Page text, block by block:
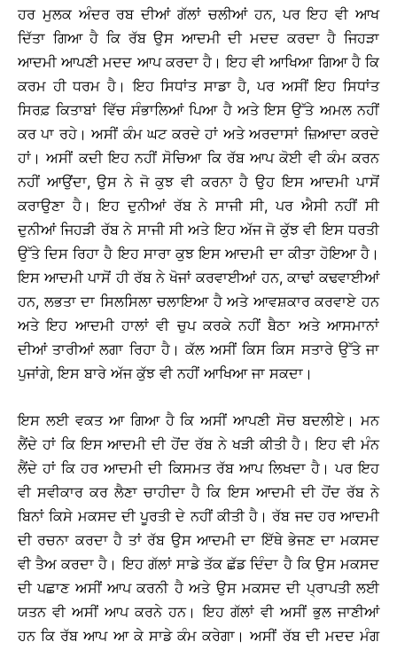
ਹਰ ਮੁਲਕ ਅੰਦਰ ਰਬ ਦੀਆਂ ਗੱਲਾਂ ਚਲੀਆਂ ਹਨ, ਪਰ ਇਹ ਵੀ ਆਖ
ਦਿੱਤਾ ਗਿਆ ਹੈ ਕਿ ਰੱਬ ਉਸ ਆਦਮੀ ਦੀ ਮਦਦ ਕਰਦਾ ਹੈ ਜਿਹੜਾ
ਆਦਮੀ ਆਪਣੀ ਮਦਦ ਆਪ ਕਰਦਾ ਹੈ। ਇਹ ਵੀ ਆਖਿਆ ਗਿਆ ਹੈ ਕਿ
ਕਰਮ ਹੀ ਧਰਮ ਹੈ। ਇਹ ਸਿਧਾਂਤ ਸਾਡਾ ਹੈ, ਪਰ ਅਸੀਂ ਇਹ ਸਿਧਾਂਤ
ਸਿਰਫ਼ ਕਿਤਾਬਾਂ ਵਿੱਚ ਸੰਭਾਲਿਆਂ ਪਿਆ ਹੈ ਅਤੇ ਇਸ ਉੱਤੇ ਅਮਲ ਨਹੀਂ
ਕਰ ਪਾ ਰਹੇ। ਅਸੀਂ ਕੰਮ ਘਟ ਕਰਦੇ ਹਾਂ ਅਤੇ ਅਰਦਾਸਾਂ ਜ਼ਿਆਦਾ ਕਰਦੇ
ਹਾਂ। ਅਸੀਂ ਕਦੀ ਇਹ ਨਹੀਂ ਸੋਚਿਆ ਕਿ ਰੱਬ ਆਪ ਕੋਈ ਵੀ ਕੰਮ ਕਰਨ
ਨਹੀਂ ਆਉਂਦਾ, ਉਸ ਨੇ ਜੋ ਕੁਝ ਵੀ ਕਰਨਾ ਹੈ ਉਹ ਇਸ ਆਦਮੀ ਪਾਸੋਂ
ਕਰਾਉਣਾ ਹੈ। ਇਹ ਦੁਨੀਆਂ ਰੱਬ ਨੇ ਸਾਜੀ ਸੀ, ਪਰ ਐਸੀ ਨਹੀਂ ਸੀ
ਦੁਨੀਆਂ ਜਿਹੜੀ ਰੱਬ ਨੇ ਸਾਜੀ ਸੀ ਅਤੇ ਇਹ ਅੱਜ ਜੋ ਕੁੱਝ ਵੀ ਇਸ ਧਰਤੀ
ਉੱਤੇ ਦਿਸ ਰਿਹਾ ਹੈ ਇਹ ਸਾਰਾ ਕੁਝ ਇਸ ਆਦਮੀ ਦਾ ਕੀਤਾ ਹੋਇਆ ਹੈ।
ਇਸ ਆਦਮੀ ਪਾਸੋਂ ਹੀ ਰੱਬ ਨੇ ਖੋਜਾਂ ਕਰਵਾਈਆਂ ਹਨ, ਕਾਢਾਂ ਕਢਵਾਈਆਂ
ਹਨ, ਲਭਤਾ ਦਾ ਸਿਲਸਿਲਾ ਚਲਾਇਆ ਹੈ ਅਤੇ ਆਵਸ਼ਕਾਰ ਕਰਵਾਏ ਹਨ
ਅਤੇ ਇਹ ਆਦਮੀ ਹਾਲਾਂ ਵੀ ਚੁਪ ਕਰਕੇ ਨਹੀਂ ਬੈਠਾ ਅਤੇ ਆਸਮਾਨਾਂ
ਦੀਆਂ ਤਾਰੀਆਂ ਲਗਾ ਰਿਹਾ ਹੈ। ਕੱਲ ਅਸੀਂ ਕਿਸ ਕਿਸ ਸਤਾਰੇ ਉੱਤੇ ਜਾ
ਪੁਜਾਂਗੇ, ਇਸ ਬਾਰੇ ਅੱਜ ਕੁੱਝ ਵੀ ਨਹੀਂ ਆਖਿਆ ਜਾ ਸਕਦਾ।
ਇਸ ਲਈ ਵਕਤ ਆ ਗਿਆ ਹੈ ਕਿ ਅਸੀਂ ਆਪਣੀ ਸੋਚ ਬਦਲੀਏ। ਮਨ
ਲੈਂਦੇ ਹਾਂ ਕਿ ਇਸ ਆਦਮੀ ਦੀ ਹੋਂਦ ਰੱਬ ਨੇ ਖੜੀ ਕੀਤੀ ਹੈ। ਇਹ ਵੀ ਮੰਨ
ਲੈਂਦੇ ਹਾਂ ਕਿ ਹਰ ਆਦਮੀ ਦੀ ਕਿਸਮਤ ਰੱਬ ਆਪ ਲਿਖਦਾ ਹੈ। ਪਰ ਇਹ
ਵੀ ਸਵੀਕਾਰ ਕਰ ਲੈਣਾ ਚਾਹੀਦਾ ਹੈ ਕਿ ਇਸ ਆਦਮੀ ਦੀ ਹੋਂਦ ਰੱਬ ਨੇ
ਬਿਨਾਂ ਕਿਸੇ ਮਕਸਦ ਦੀ ਪੂਰਤੀ ਦੇ ਨਹੀਂ ਕੀਤੀ ਹੈ। ਰੱਬ ਜਦ ਹਰ ਆਦਮੀ
ਦੀ ਰਚਨਾ ਕਰਦਾ ਹੈ ਤਾਂ ਰੱਬ ਉਸ ਆਦਮੀ ਦਾ ਇੱਥੇ ਭੇਜਣ ਦਾ ਮਕਸਦ
ਵੀ ਤੈਅ ਕਰਦਾ ਹੈ। ਇਹ ਗੱਲਾਂ ਸਾਡੇ ਤੱਕ ਛੱਡ ਦਿੰਦਾ ਹੈ ਕਿ ਉਸ ਮਕਸਦ
ਦੀ ਪਛਾਣ ਅਸੀਂ ਆਪ ਕਰਨੀ ਹੈ ਅਤੇ ਉਸ ਮਕਸਦ ਦੀ ਪ੍ਰਾਪਤੀ ਲਈ
ਯਤਨ ਵੀ ਅਸੀਂ ਆਪ ਕਰਨੇ ਹਨ। ਇਹ ਗੱਲਾਂ ਵੀ ਅਸੀਂ ਭੁਲ ਜਾਣੀਆਂ
ਹਨ ਕਿ ਰੱਬ ਆਪ ਆ ਕੇ ਸਾਡੇ ਕੰਮ ਕਰੇਗਾ। ਅਸੀਂ ਰੱਬ ਦੀ ਮਦਦ ਮੰਗ